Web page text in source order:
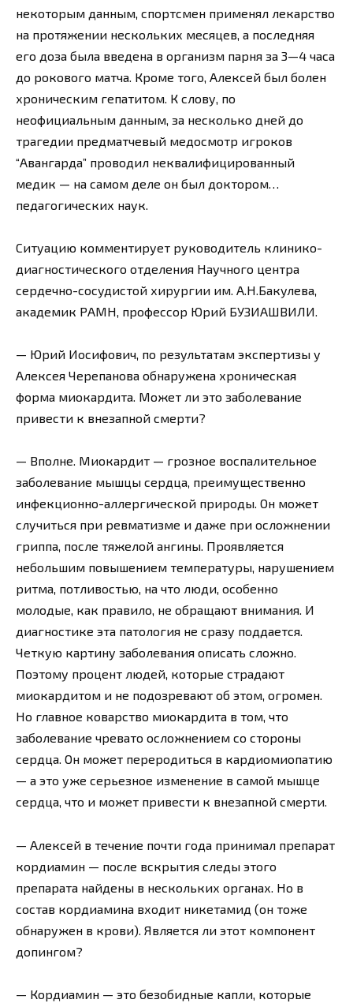
некоторым данным, спортсмен применял лекарство
на протяжении нескольких месяцев, а последняя
его доза была введена в организм парня за 3—4 часа
до рокового матча. Кроме того, Алексей был болен
хроническим гепатитом. К слову, по
неофициальным данным, за несколько дней до
трагедии предматчевый медосмотр игроков
“Авангарда” проводил неквалифицированный
медик — на самом деле он был доктором…
педагогических наук.
Ситуацию комментирует руководитель клинико-
диагностического отделения Научного центра
сердечно-сосудистой хирургии им. А.Н.Бакулева,
академик РАМН, профессор Юрий БУЗИАШВИЛИ.
— Юрий Иосифович, по результатам экспертизы у
Алексея Черепанова обнаружена хроническая
форма миокардита. Может ли это заболевание
привести к внезапной смерти?
— Вполне. Миокардит — грозное воспалительное
заболевание мышцы сердца, преимущественно
инфекционно-аллергической природы. Он может
случиться при ревматизме и даже при осложнении
гриппа, после тяжелой ангины. Проявляется
небольшим повышением температуры, нарушением
ритма, потливостью, на что люди, особенно
молодые, как правило, не обращают внимания. И
диагностике эта патология не сразу поддается.
Четкую картину заболевания описать сложно.
Поэтому процент людей, которые страдают
миокардитом и не подозревают об этом, огромен.
Но главное коварство миокардита в том, что
заболевание чревато осложнением со стороны
сердца. Он может переродиться в кардиомиопатию
— а это уже серьезное изменение в самой мышце
сердца, что и может привести к внезапной смерти.
— Алексей в течение почти года принимал препарат
кордиамин — после вскрытия следы этого
препарата найдены в нескольких органах. Но в
состав кордиамина входит никетамид (он тоже
обнаружен в крови). Является ли этот компонент
допингом?
— Кордиамин — это безобидные капли, которые